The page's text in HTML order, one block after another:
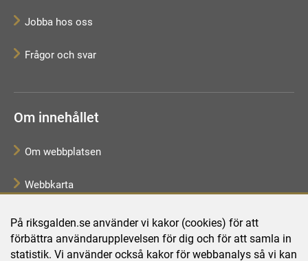
På riksgalden.se använder vi kakor (cookies) för att
förbättra användarupplevelsen för dig och för att samla in
statistik. Vi använder också kakor för webbanalys så vi kan
Jobba hos oss
Frågor och svar
Om innehållet
Om webbplatsen
Webbkarta
Tillgänglighetsredogörelse
Behandling av personuppgifter